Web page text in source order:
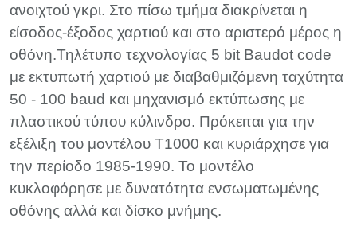
ανοιχτού γκρι. Στο πίσω τμήμα διακρίνεται η
είσοδος-έξοδος χαρτιού και στο αριστερό μέρος η
οθόνη.Τηλέτυπο τεχνολογίας 5 bit Baudot code
με εκτυπωτή χαρτιού με διαβαθμιζόμενη ταχύτητα
50 - 100 baud και μηχανισμό εκτύπωσης με
πλαστικού τύπου κύλινδρο. Πρόκειται για την
εξέλιξη του μοντέλου T1000 και κυριάρχησε για
την περίοδο 1985-1990. Το μοντέλο
κυκλοφόρησε με δυνατότητα ενσωματωμένης
οθόνης αλλά και δίσκο μνήμης.